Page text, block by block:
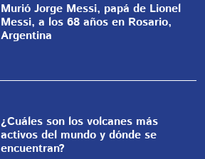
Murió Jorge Messi, papá de Lionel
Messi, a los 68 años en Rosario,
Argentina
¿Cuáles son los volcanes más
activos del mundo y dónde se
encuentran?